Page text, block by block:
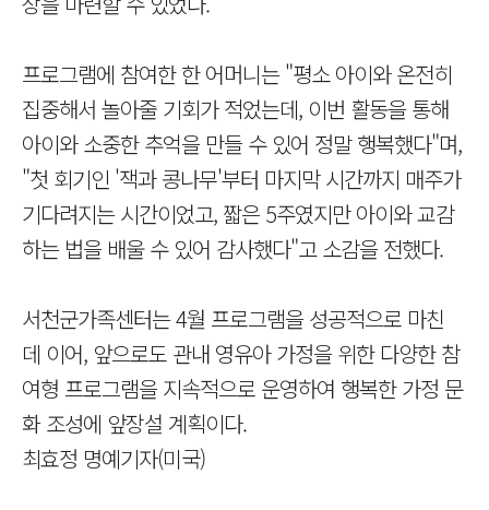
프로그램에 참여한 한 어머니는 "평소 아이와 온전히
집중해서 놀아줄 기회가 적었는데, 이번 활동을 통해
아이와 소중한 추억을 만들 수 있어 정말 행복했다"며,
"첫 회기인 '잭과 콩나무'부터 마지막 시간까지 매주가
기다려지는 시간이었고, 짧은 5주였지만 아이와 교감
하는 법을 배울 수 있어 감사했다"고 소감을 전했다.
서천군가족센터는 4월 프로그램을 성공적으로 마친
데 이어, 앞으로도 관내 영유아 가정을 위한 다양한 참
여형 프로그램을 지속적으로 운영하여 행복한 가정 문
화 조성에 앞장설 계획이다.
최효정 명예기자(미국)